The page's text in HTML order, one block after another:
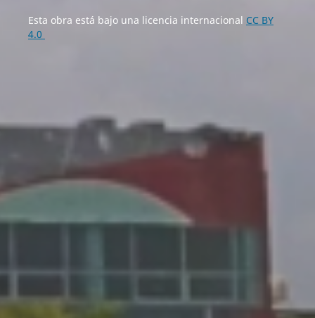
Esta obra está bajo una licencia internacional CC BY
4.0